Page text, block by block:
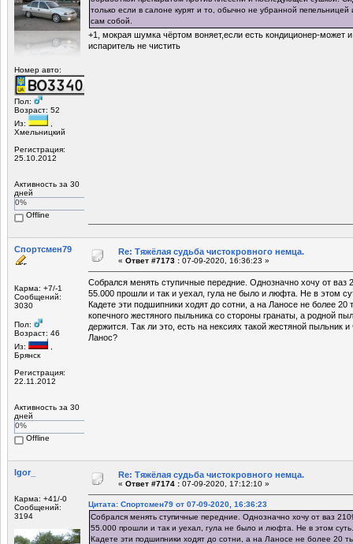
Номер авто:
Пол:
Возраст: 52
Из:
,
Хмельницкий
Регистрация:
25.10.2012
Активность за 30
дней
0%
Offline
только если в салоне курят и то, обычно не убранной пепельницей
сам собой.
+1, мокрая шумка чёртом воняет,если есть кондиционер-может и
испаритель не чистить
Спортсмен79
Карма: +7/-1
Сообщений:
3030
Пол:
Возраст: 46
Из:
Брянск
Регистрация:
22.11.2012
Активность за 30
дней
0%
Offline
Re: Тяжёлая судьба чистокровного немца.
« Ответ #7173 : 07-09-2020, 16:36:23 »
Собрался менять ступичные передние. Однозначно хочу от ваз
55.000 прошли и так и уехал, гула не было и люфта. Не в этом
Кадете эти подшипники ходят до сотни, а на Ланосе не более
копечного жестяного пыльника со стороны гранаты, а родной
держится. Так ли это, есть на нексиях такой жестяной пыльник
Ланос?
Igor_
Карма: +41/-0
Сообщений:
3194
Re: Тяжёлая судьба чистокровного немца.
« Ответ #7174 : 07-09-2020, 17:12:10 »
Цитата: Спортсмен79 от 07-09-2020, 16:36:23
Собрался менять ступичные передние. Однозначно хочу от ваз
55.000 прошли и так и уехал, гула не было и люфта. Не в этом
Кадете эти подшипники ходят до сотни, а на Ланосе не более 20